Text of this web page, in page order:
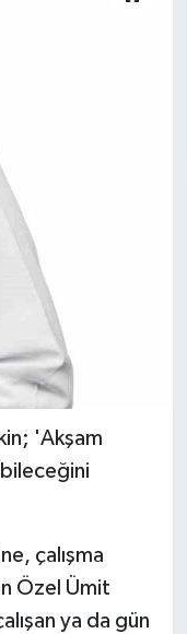
'Akşam
çalışma
Özel Ümit
ya da gün